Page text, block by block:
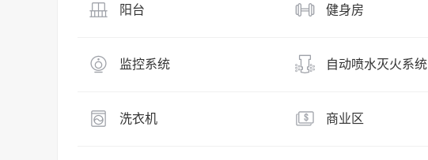
阳台 健身房
监控系统 自动喷水灭火系统
洗衣机 商业区